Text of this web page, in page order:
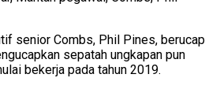
senior Combs, Phil Pines, berucap
sepatah ungkapan pun
bekerja pada tahun 2019.